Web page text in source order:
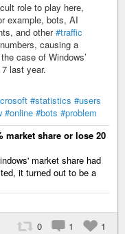
role to play here,
example, bots, AI
and other#traffic
causing a
case of Windows’
last year.
#statistics #users
#online #bots #problem
market share or lose 20
market share had
it turned out to be a
0 1 1